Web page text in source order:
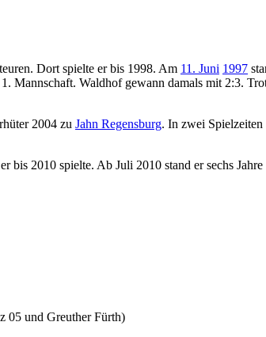
Dort spielte er bis 1998. Am 11. Juni 1997
Mannschaft. Waldhof gewann damals mit 2:3.
2004 zu Jahn Regensburg. In zwei
bis 2010 spielte. Ab Juli 2010 stand er sechs
05 und Greuther Fürth)